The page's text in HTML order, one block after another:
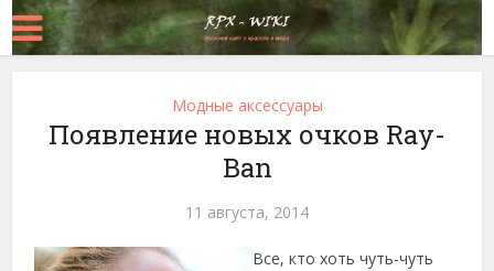
Модные аксессуары
Появление новых очков Ray-
Ban
11 августа, 2014
Все, кто хоть чуть-чуть